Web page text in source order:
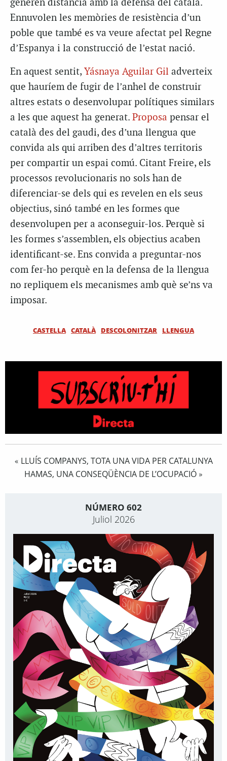
generen distància amb la defensa del català.
Ennuvolen les memòries de resistència d’un
poble que també es va veure afectat pel Regne
d’Espanya i la construcció de l’estat nació.
En aquest sentit, Yásnaya Aguilar Gil adverteix
que hauríem de fugir de l’anhel de construir
altres estats o desenvolupar polítiques similars
a les que aquest ha generat. Proposa pensar el
català des del gaudi, des d’una llengua que
convida als qui arriben des d’altres territoris
per compartir un espai comú. Citant Freire, els
processos revolucionaris no sols han de
diferenciar-se dels qui es revelen en els seus
objectius, sinó també en les formes que
desenvolupen per a aconseguir-los. Perquè si
les formes s’assemblen, els objectius acaben
identificant-se. Ens convida a preguntar-nos
com fer-ho perquè en la defensa de la llengua
no repliquem els mecanismes amb què se’ns va
imposar.
CASTELLA CATALÀ DESCOLONITZAR LLENGUA
« LLUÍS COMPANYS, TOTA UNA VIDA PER CATALUNYA
HAMAS, UNA CONSEQÜÈNCIA DE L’OCUPACIÓ »
NÚMERO 602
Juliol 2026